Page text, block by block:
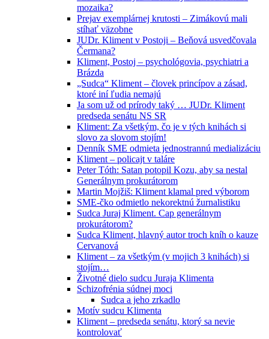
mozaika?
Prejav exemplárnej krutosti – Zimákovú mali
stíhať väzobne
JUDr. Kliment v Postoji – Beňová usvedčovala
Čermana?
Kliment, Postoj – psychológovia, psychiatri a
Brázda
„Sudca“ Kliment – človek princípov a zásad,
ktoré iní ľudia nemajú
Ja som už od prírody taký … JUDr. Kliment
predseda senátu NS SR
Kliment: Za všetkým, čo je v tých knihách si
slovo za slovom stojím!
Denník SME odmieta jednostrannú medializáciu
Kliment – policajt v taláre
Peter Tóth: Satan potopil Kozu, aby sa nestal
Generálnym prokurátorom
Martin Mojžiš: Kliment klamal pred výborom
SME-čko odmietlo nekorektnú žurnalistiku
Sudca Juraj Kliment. Cap generálnym
prokurátorom?
Sudca Kliment, hlavný autor troch kníh o kauze
Cervanová
Kliment – za všetkým (v mojich 3 knihách) si
stojím…
Životné dielo sudcu Juraja Klimenta
Schizofrénia súdnej moci
Sudca a jeho zrkadlo
Motív sudcu Klimenta
Kliment – predseda senátu, ktorý sa nevie
kontrolovať